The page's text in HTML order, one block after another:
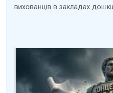
вихованців в закладах